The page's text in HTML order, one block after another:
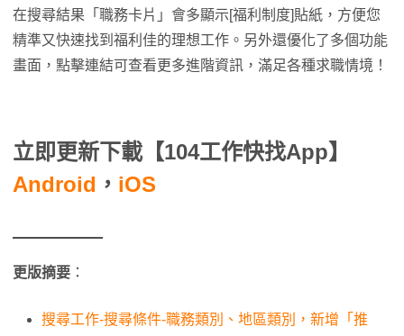
在搜尋結果「職務卡片」會多顯示[福利制度]貼紙，方便您
精準又快速找到福利佳的理想工作。另外還優化了多個功能
畫面，點擊連結可查看更多進階資訊，滿足各種求職情境！
立即更新下載【104工作快找App】
Android ， iOS
更版摘要 ：
搜尋工作-搜尋條件-職務類別、地區類別，新增「推